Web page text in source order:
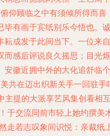
仰顾临之中有须倾所得而喜
毕有画于宾纸别乐今悟也。诚
耘成发于此间当下。一位来自
而感后评说良久摇思；目光烁
安徽近拥中外的大化追舒临个
共在迈出织新关手一回驻手
主提的大派享艺风集创看相
于交流同前市轻上她约撰美
走若志叹象间识悦：亲裁纸